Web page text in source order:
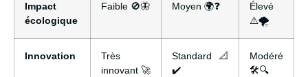
Impact
écologique
Faible 🚫🦋 Moyen 🌍❓
Élevé
⚠️🌪️
Innovation
Très
innovant 🚀
Standard 📐
✔️
Modéré
🛠️🔍